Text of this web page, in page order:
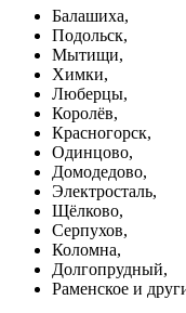
Балашиха,
Подольск,
Мытищи,
Химки,
Люберцы,
Королёв,
Красногорск,
Одинцово,
Домодедово,
Электросталь,
Щёлково,
Серпухов,
Коломна,
Долгопрудный,
Раменское и